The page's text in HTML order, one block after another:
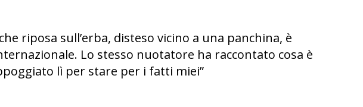
riposa sull’erba, disteso vicino a una panchina, è
Lo stesso nuotatore ha raccontato cosa è
lì per stare per i fatti miei”